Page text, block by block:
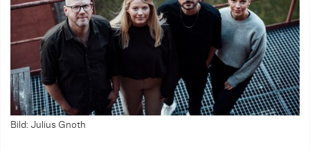
Bild: Julius Gnoth